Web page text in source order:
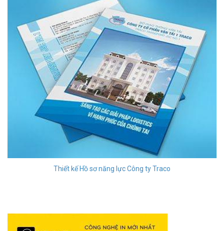
Thiết kế Hồ sơ năng lực Công ty Traco